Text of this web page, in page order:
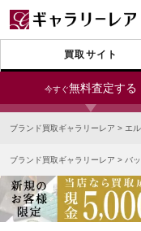
買取サイト
今すぐ無料査定する
銀座本店
小田急新宿店
ブランド買取ギャラリーレア > エ
ブランド買取ギャラリーレア > バ